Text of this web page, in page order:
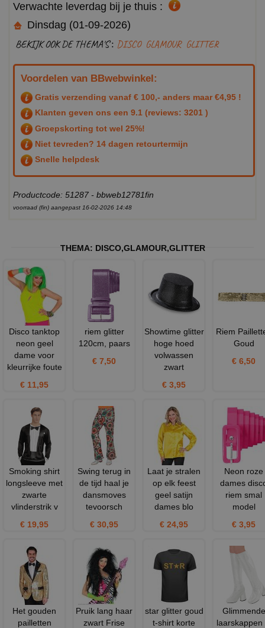
Verwachte leverdag bij je thuis :
Dinsdag (01-09-2026)
BEKIJK OOK DE THEMA'S : DISCO GLAMOUR GLITTER
Voordelen van BBwebwinkel:
Gratis verzending vanaf € 100,- anders maar €4,95 !
Klanten geven ons een 9.1 (reviews: 3201 )
Groepskorting tot wel 25%!
Niet tevreden? 14 dagen retourtermijn
Snelle helpdesk
Productcode: 51287 - bbweb12781fin
voorraad (fin) aangepast 16-02-2026 14:48
THEMA: DISCO,GLAMOUR,GLITTER
Disco tanktop
neon geel
dame voor
kleurrijke foute
€ 11,95
riem glitter
120cm, paars
€ 7,50
Showtime glitter
hoge hoed
volwassen
zwart
€ 3,95
Riem
Goud
€ 6,50
Smoking shirt
longsleeve met
zwarte
vlinderstrik v
€ 19,95
Swing terug in
de tijd haal je
dansmoves
tevoorsch
€ 30,95
Laat je stralen
op elk feest
geel satijn
dames blo
€ 24,95
Neon roze
dames
riem smal
model
€ 3,95
Het gouden
pailletten
Pruik lang haar
zwart Frise
star glitter goud
t-shirt korte
Glimmende
laarskappen